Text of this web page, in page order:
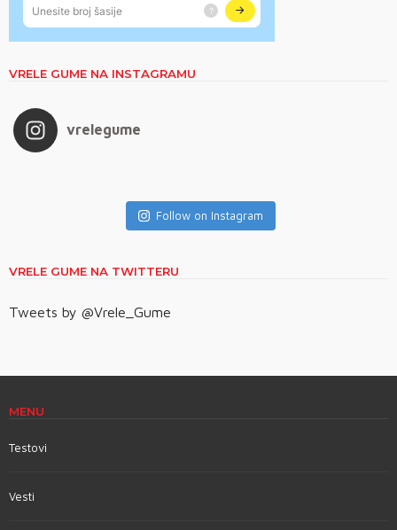
VRELE GUME NA INSTAGRAMU
vrelegume
Follow on Instagram
VRELE GUME NA TWITTERU
Tweets by @Vrele_Gume
MENU
Testovi
Vesti